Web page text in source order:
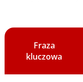
Fraza
kluczowa